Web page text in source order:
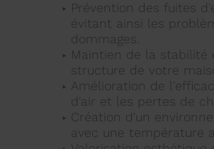
Prévention des fuites
évitant ainsi les
dommages.
Maintien de la
structure de votre
Amélioration de
d'air et les pertes de
Création d'un
avec une température